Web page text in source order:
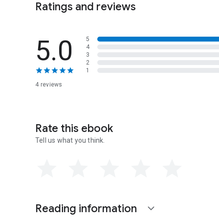
Ratings and reviews
5.0
4 reviews
5
4
3
2
1
Rate this ebook
Tell us what you think.
Reading information expand_more